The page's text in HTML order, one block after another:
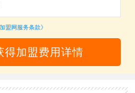
盟网服务条款》
得加盟费用详情